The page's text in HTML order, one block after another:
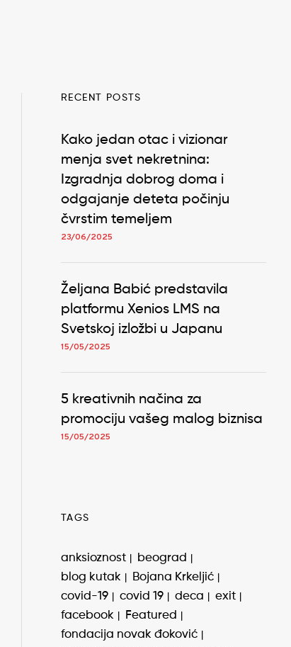
RECENT POSTS
Kako jedan otac i vizionar
menja svet nekretnina:
Izgradnja dobrog doma i
odgajanje deteta počinju
čvrstim temeljem
23/06/2025
Željana Babić predstavila
platformu Xenios LMS na
Svetskoj izložbi u Japanu
15/05/2025
5 kreativnih načina za
promociju vašeg malog biznisa
15/05/2025
TAGS
anksioznost
beograd
blog kutak
Bojana Krkeljić
covid-19
covid 19 deca
exit
facebook
Featured
fondacija novak đoković